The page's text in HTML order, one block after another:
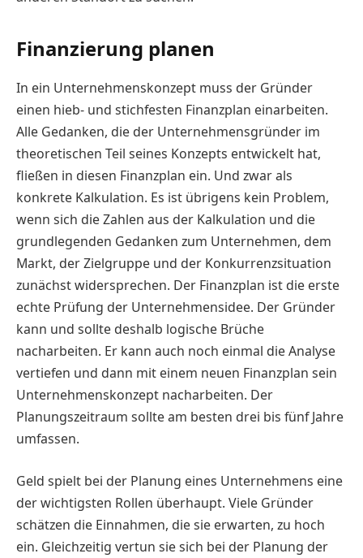
Finanzierung planen
In ein Unternehmenskonzept muss der Gründer
einen hieb- und stichfesten Finanzplan einarbeiten.
Alle Gedanken, die der Unternehmensgründer im
theoretischen Teil seines Konzepts entwickelt hat,
fließen in diesen Finanzplan ein. Und zwar als
konkrete Kalkulation. Es ist übrigens kein Problem,
wenn sich die Zahlen aus der Kalkulation und die
grundlegenden Gedanken zum Unternehmen, dem
Markt, der Zielgruppe und der Konkurrenzsituation
zunächst widersprechen. Der Finanzplan ist die erste
echte Prüfung der Unternehmensidee. Der Gründer
kann und sollte deshalb logische Brüche
nacharbeiten. Er kann auch noch einmal die Analyse
vertiefen und dann mit einem neuen Finanzplan sein
Unternehmenskonzept nacharbeiten. Der
Planungszeitraum sollte am besten drei bis fünf Jahre
umfassen.
Geld spielt bei der Planung eines Unternehmens eine
der wichtigsten Rollen überhaupt. Viele Gründer
schätzen die Einnahmen, die sie erwarten, zu hoch
ein. Gleichzeitig vertun sie sich bei der Planung der